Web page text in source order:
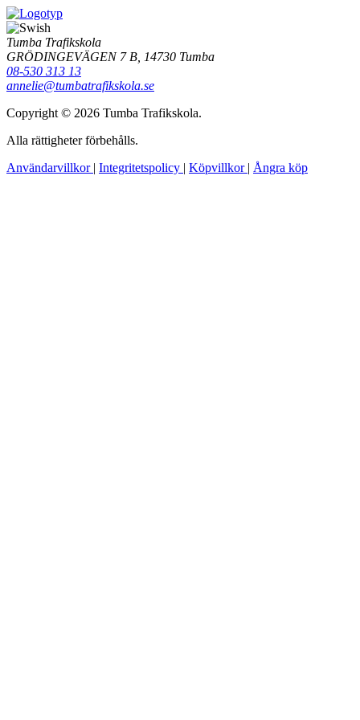
Tumba Trafikskola
GRÖDINGEVÄGEN 7 B, 14730 Tumba
08-530 313 13
annelie@tumbatrafikskola.se
Copyright © 2026 Tumba Trafikskola.
Alla rättigheter förbehålls.
Användarvillkor | Integritetspolicy | Köpvillkor | Ångra köp